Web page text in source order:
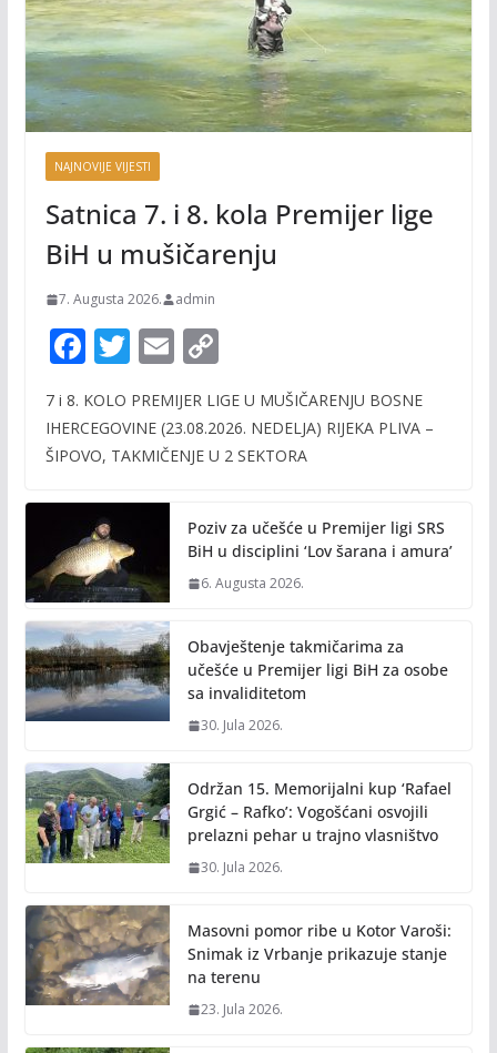
NAJNOVIJE VIJESTI
Satnica 7. i 8. kola Premijer lige
BiH u mušičarenju
7. Augusta 2026. admin
F
e
b
o
k
T
itt
er
E
ai
l
C
p
y
n
k
7 i 8. KOLO PREMIJER LIGE U MUŠIČARENJU BOSNE
IHERCEGOVINE (23.08.2026. NEDELJA) RIJEKA PLIVA –
ŠIPOVO, TAKMIČENJE U 2 SEKTORA
Poziv za učešće u Premijer ligi SRS
BiH u disciplini ‘Lov šarana i amura’
6. Augusta 2026.
Obavještenje takmičarima za
učešće u Premijer ligi BiH za osobe
sa invaliditetom
30. Jula 2026.
Održan 15. Memorijalni kup ‘Rafael
Grgić – Rafko’: Vogošćani osvojili
prelazni pehar u trajno vlasništvo
30. Jula 2026.
Masovni pomor ribe u Kotor Varoši:
Snimak iz Vrbanje prikazuje stanje
na terenu
23. Jula 2026.